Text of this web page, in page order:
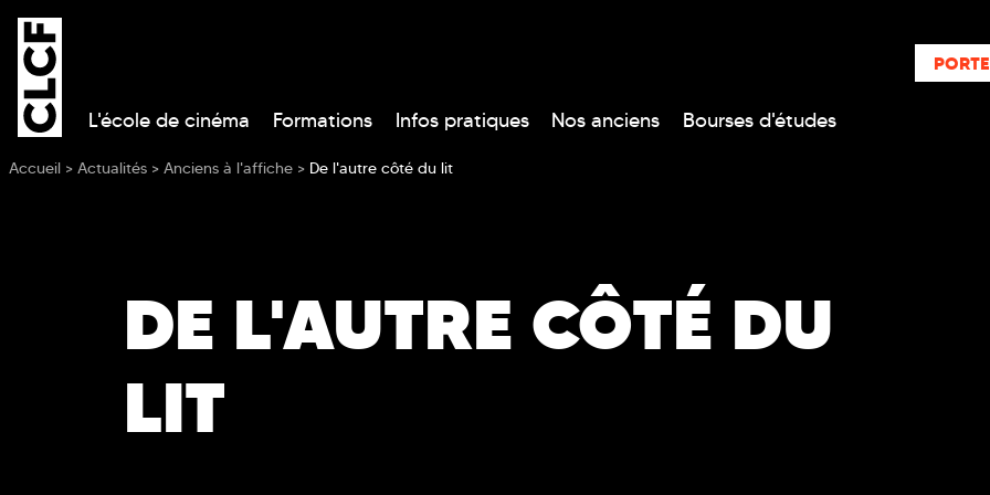
DE L'AUTRE CÔTÉ DU
LIT
L'école de cinéma Formations Infos pratiques Nos anciens
Bourses d'études
Vous êtes ici
Accueil > Actualités > Anciens à l'affiche > De l'autre côté du lit